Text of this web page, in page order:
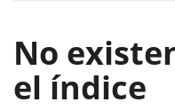
No
el índice